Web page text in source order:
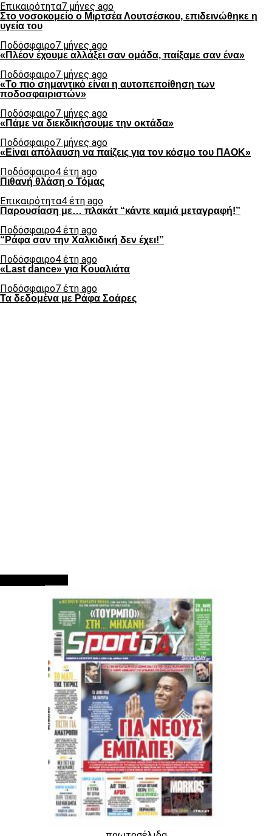
Επικαιρότητα7 μήνες ago
Στο νοσοκομείο ο Μιρτσέα Λουτσέσκου, επιδεινώθηκε η
υγεία του
Ποδόσφαιρο7 μήνες ago
«Πλέον έχουμε αλλάξει σαν ομάδα, παίξαμε σαν ένα»
Ποδόσφαιρο7 μήνες ago
«Το πιο σημαντικό είναι η αυτοπεποίθηση των
ποδοσφαιριστών»
Ποδόσφαιρο7 μήνες ago
«Πάμε να διεκδικήσουμε την οκτάδα»
Ποδόσφαιρο7 μήνες ago
«Είναι απόλαυση να παίζεις για τον κόσμο του ΠΑΟΚ»
Ποδόσφαιρο4 έτη ago
Πιθανή θλάση ο Τόμας
Επικαιρότητα4 έτη ago
Παρουσίαση με… πλακάτ “κάντε καμιά μεταγραφή!”
Ποδόσφαιρο4 έτη ago
“Ράφα σαν την Χαλκιδική δεν έχει!”
Ποδόσφαιρο4 έτη ago
«Last dance» για Κουαλιάτα
Ποδόσφαιρο7 έτη ago
Τα δεδομένα με Ράφα Σοάρες